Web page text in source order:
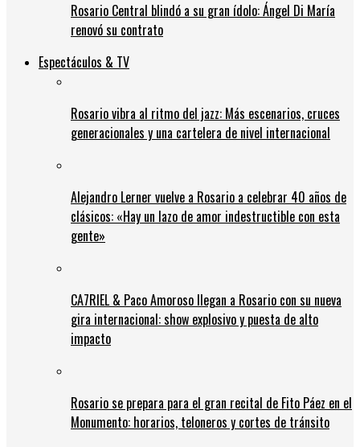
Rosario Central blindó a su gran ídolo: Ángel Di María
renovó su contrato
Espectáculos & TV
Rosario vibra al ritmo del jazz: Más escenarios, cruces
generacionales y una cartelera de nivel internacional
Alejandro Lerner vuelve a Rosario a celebrar 40 años de
clásicos: «Hay un lazo de amor indestructible con esta
gente»
CA7RIEL & Paco Amoroso llegan a Rosario con su nueva
gira internacional: show explosivo y puesta de alto
impacto
Rosario se prepara para el gran recital de Fito Páez en el
Monumento: horarios, teloneros y cortes de tránsito